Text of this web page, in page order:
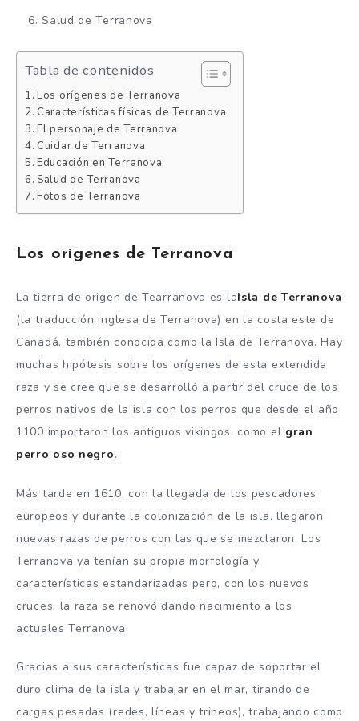
Salud de Terranova
Tabla de contenidos
Los orígenes de Terranova
Características físicas de Terranova
El personaje de Terranova
Cuidar de Terranova
Educación en Terranova
Salud de Terranova
Fotos de Terranova
Los orígenes de Terranova
La tierra de origen de Tearranova es laIsla de Terranova
(la traducción inglesa de Terranova) en la costa este de
Canadá, también conocida como la Isla de Terranova. Hay
muchas hipótesis sobre los orígenes de esta extendida
raza y se cree que se desarrolló a partir del cruce de los
perros nativos de la isla con los perros que desde el año
1100 importaron los antiguos vikingos, como el gran
perro oso negro.
Más tarde en 1610, con la llegada de los pescadores
europeos y durante la colonización de la isla, llegaron
nuevas razas de perros con las que se mezclaron. Los
Terranova ya tenían su propia morfología y
características estandarizadas pero, con los nuevos
cruces, la raza se renovó dando nacimiento a los
actuales Terranova.
Gracias a sus características fue capaz de soportar el
duro clima de la isla y trabajar en el mar, tirando de
cargas pesadas (redes, líneas y trineos), trabajando como